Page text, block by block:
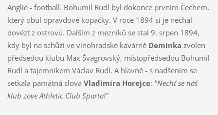
Anglie - football. Bohumil Rudl byl dokonce prvním Čechem,
který obul opravdové kopačky. V roce 1894 si je nechal
dovézt z ostrovů. Dalším z mezníků se stal 9. srpen 1894,
kdy byl na schůzi ve vinohradské kavárně Demínka zvolen
předsedou klubu Max Švagrovský, místopředsedou Bohumil
Rudl a tajemníkem Václav Rudl. A hlavně - s nadšením se
setkala památná slova Vladimíra Horejce: "Nechť se náš
klub zove Athletic Club Sparta!"